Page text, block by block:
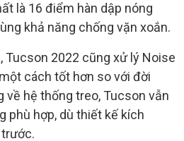
là 16 điểm hàn dập nóng
khả năng chống vặn xoắn.
Tucson 2022 cũng xử lý Noise
cách tốt hơn so với đời
về hệ thống treo, Tucson vẫn
phù hợp, dù thiết kế kích